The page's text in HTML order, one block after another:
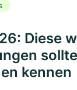
Diese
kennen